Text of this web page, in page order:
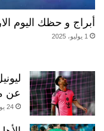
أبراج و حظك اليوم الاربعاء 01
1 يوليو، 2025
عن
24 يوليو، 2025